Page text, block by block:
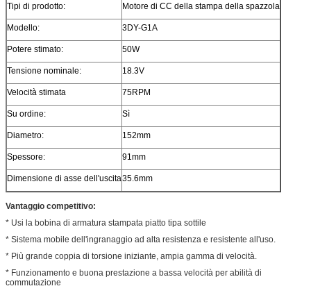
Tipi di prodotto: Motore di CC della stampa della spazzola
Modello: 3DY-G1A
Potere stimato: 50W
Tensione nominale: 18.3V
Velocità stimata 75RPM
Su ordine: Sì
Diametro: 152mm
Spessore: 91mm
Dimensione di asse dell'uscita35.6mm
Vantaggio competitivo:
* Usi la bobina di armatura stampata piatto tipa sottile
* Sistema mobile dell'ingranaggio ad alta resistenza e resistente all'uso.
* Più grande coppia di torsione iniziante, ampia gamma di velocità.
* Funzionamento e buona prestazione a bassa velocità per abilità di
commutazione